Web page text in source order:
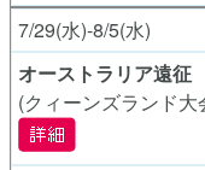
7/29(水)-8/5(水)
オーストラリア遠征
(クィーンズランド大